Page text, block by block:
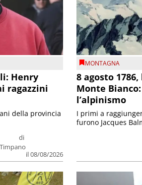
Henry
ragazzini
di
il 08/08/2026
della provincia
MONTAGNA
8 agosto
Monte
l’alpinismo
I primi a
furono Jacques